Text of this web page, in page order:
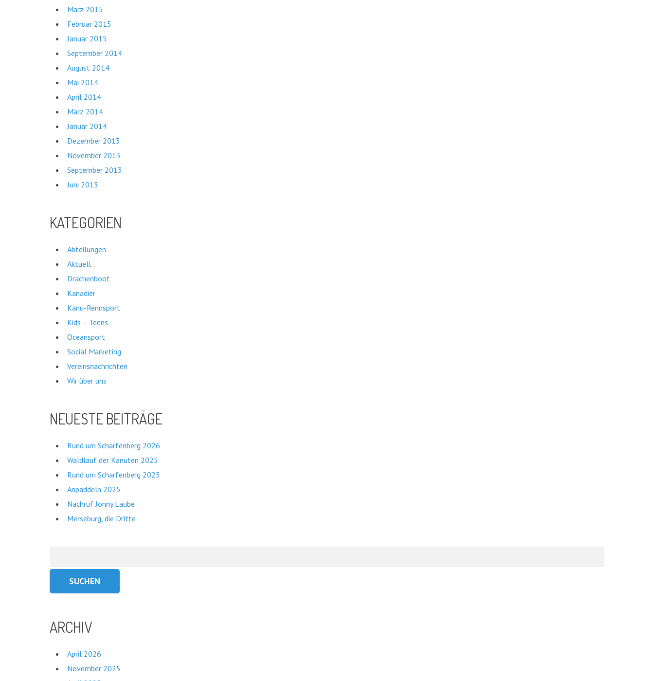
März 2015
Februar 2015
Januar 2015
September 2014
August 2014
Mai 2014
April 2014
März 2014
Januar 2014
Dezember 2013
November 2013
September 2013
Juni 2013
KATEGORIEN
Abteilungen
Aktuell
Drachenboot
Kanadier
Kanu-Rennsport
Kids – Teens
Oceansport
Social Marketing
Vereinsnachrichten
Wir über uns
NEUESTE BEITRÄGE
Rund um Scharfenberg 2026
Waldlauf der Kanuten 2025
Rund um Scharfenberg 2025
Anpaddeln 2025
Nachruf Jonny Laube
Merseburg, die Dritte
ARCHIV
April 2026
November 2025
KATEGORIEN